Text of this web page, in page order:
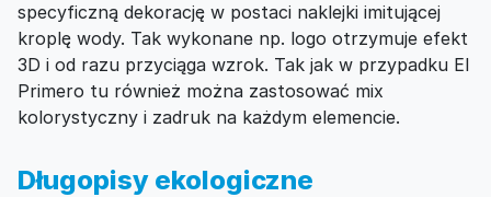
specyficzną dekorację w postaci naklejki imitującej
kroplę wody. Tak wykonane np. logo otrzymuje efekt
3D i od razu przyciąga wzrok. Tak jak w przypadku El
Primero tu również można zastosować mix
kolorystyczny i zadruk na każdym elemencie.
Długopisy ekologiczne